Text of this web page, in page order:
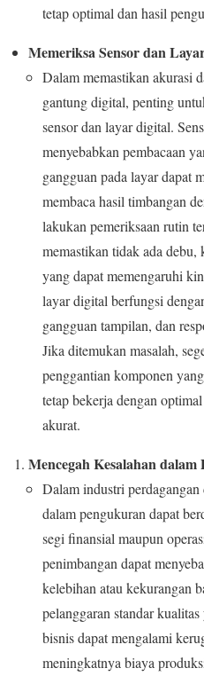
tetap optimal dan hasil
Memeriksa Sensor dan
Dalam memastikan akurasi
gantung digital, penting
sensor dan layar digital.
menyebabkan pembacaan
gangguan pada layar dapat
membaca hasil timbangan
lakukan pemeriksaan rutin
memastikan tidak ada
yang dapat memengaruhi
layar digital berfungsi
gangguan tampilan, dan
Jika ditemukan masalah,
penggantian komponen
tetap bekerja dengan
akurat.
Mencegah Kesalahan dalam
Dalam industri
dalam pengukuran dapat
segi finansial maupun
penimbangan dapat
kelebihan atau kekurangan
pelanggaran standar
bisnis dapat mengalami
meningkatnya biaya